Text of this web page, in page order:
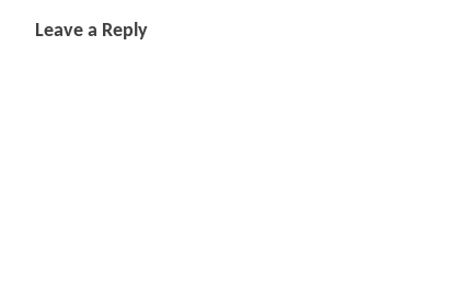
Leave a Reply